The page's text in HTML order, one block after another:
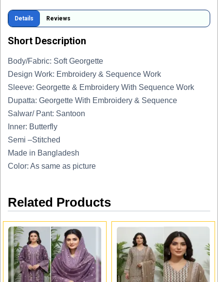
Details Reviews
Short Description
Body/Fabric: Soft Georgette
Design Work: Embroidery & Sequence Work
Sleeve: Georgette & Embroidery With Sequence Work
Dupatta: Georgette With Embroidery & Sequence
Salwar/ Pant: Santoon
Inner: Butterfly
Semi –Stitched
Made in Bangladesh
Color: As same as picture
Related Products